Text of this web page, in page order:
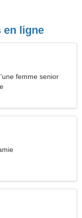
en ligne
femme senior